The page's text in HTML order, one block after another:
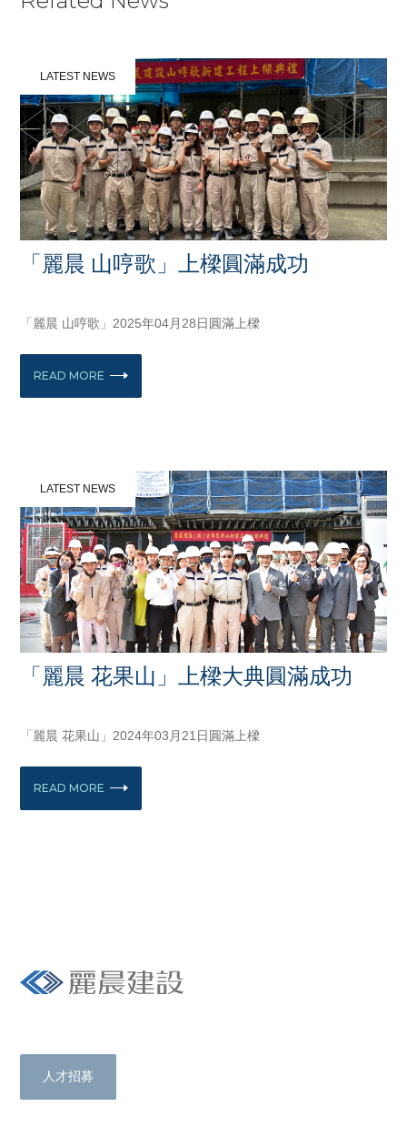
LATEST NEWS
「麗晨 山哼歌」上樑圓滿成功
「麗晨 山哼歌」2025年04月28日圓滿上樑
READ MORE
LATEST NEWS
「麗晨 花果山」上樑大典圓滿成功
「麗晨 花果山」2024年03月21日圓滿上樑
READ MORE
人才招募